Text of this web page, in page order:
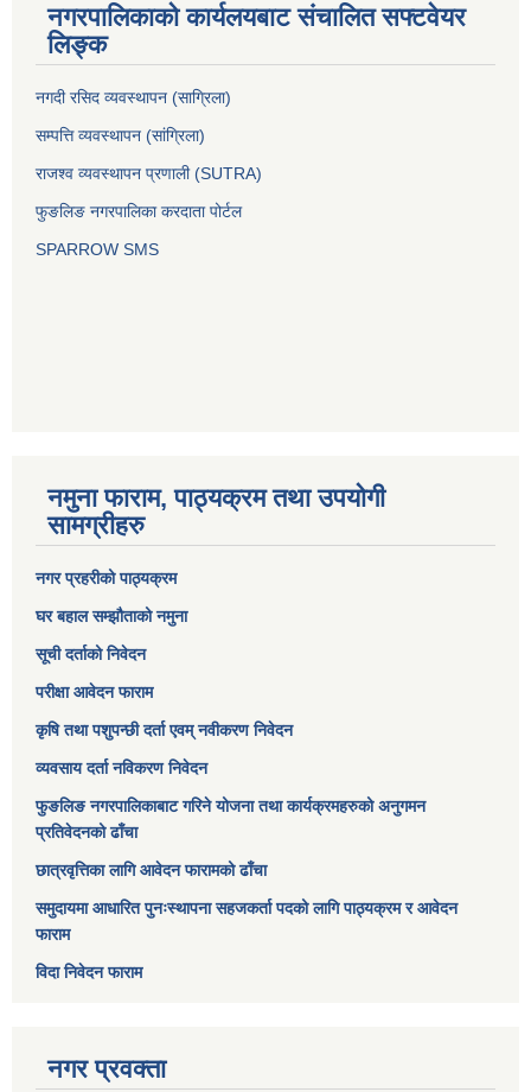
नगरपालिकाको कार्यलयबाट संचालित सफ्टवेयर
लिङ्क
नगदी रसिद व्यवस्थापन (साग्रिला)
सम्पत्ति व्यवस्थापन (सांग्रिला)
राजश्व व्यवस्थापन प्रणाली (SUTRA)
फुङलिङ नगरपालिका करदाता पोर्टल
SPARROW SMS
नमुना फाराम, पाठ्यक्रम तथा उपयोगी
सामग्रीहरु
नगर प्रहरीको पाठ्यक्रम
घर बहाल सम्झौताको नमुना
सूची दर्ताको निवेदन
परीक्षा आवेदन फाराम
कृषि तथा पशुपन्छी दर्ता एवम् नवीकरण निवेदन
व्यवसाय दर्ता नविकरण निवेदन
फुङलिङ नगरपालिकाबाट गरिने योजना तथा कार्यक्रमहरुको अनुगमन
प्रतिवेदनको ढाँचा
छात्रवृत्तिका लागि आवेदन फारामको ढाँचा
समुदायमा आधारित पुनःस्थापना सहजकर्ता पदको लागि पाठ्यक्रम र आवेदन
फाराम
विदा निवेदन फाराम
नगर प्रवक्ता